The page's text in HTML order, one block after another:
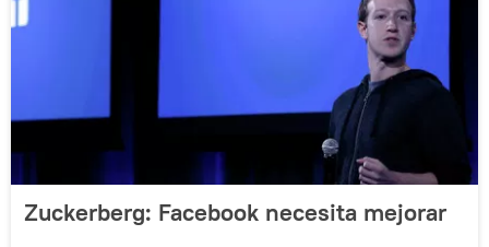
Zuckerberg: Facebook necesita mejorar